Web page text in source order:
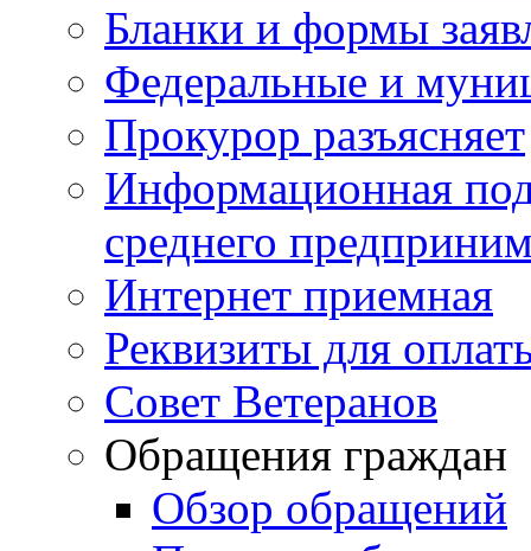
Бланки и формы
Федеральные и
Прокурор разъясняет
Информационная
среднего
Интернет приемная
Реквизиты для
Совет Ветеранов
Обращения граждан
Обзор обращений